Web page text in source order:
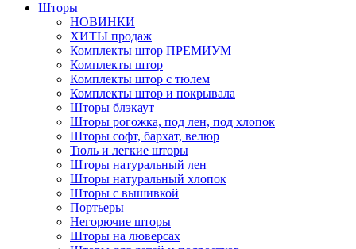
Шторы
НОВИНКИ
ХИТЫ продаж
Комплекты штор ПРЕМИУМ
Комплекты штор
Комплекты штор с тюлем
Комплекты штор и покрывала
Шторы блэкаут
Шторы рогожка, под лен, под хлопок
Шторы софт, бархат, велюр
Тюль и легкие шторы
Шторы натуральный лен
Шторы натуральный хлопок
Шторы с вышивкой
Портьеры
Негорючие шторы
Шторы на люверсах